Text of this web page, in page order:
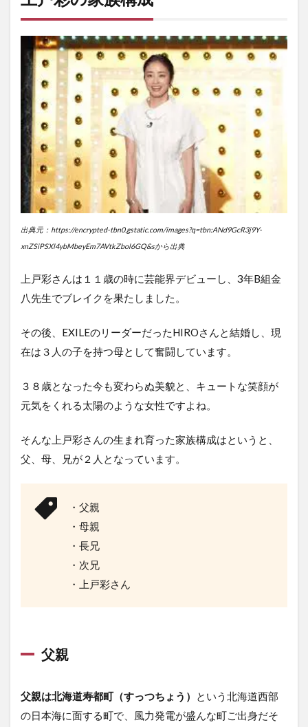
3
ま
と
め
出典元：https://encrypted-tbn0.gstatic.com/images?q=tbn:ANd9GcR3j9Y-
xnZSiPSXl4ybMbeyEm7AVtkZbol6GQ&sから出典
上戸彩さんは１１歳の時に芸能界デビューし、3年B組金
八先生でブレイクを果たしました。
その後、EXILEのリーダーだったHIROさんと結婚し、現
在は３人の子を持つ母として奮闘しています。
３８歳となった今も変わらぬ美貌と、キュートな笑顔が
元気をくれる太陽のような女性ですよね。
そんな上戸彩さんの生まれ育った家族構成はというと、
父、母、兄が２人となっています。
・父親
・母親
・長兄
・次兄
・上戸彩さん
父親
父親は北海道寿都町（すっつちょう）
という北海道西部
の日本海に面する町で、風力発電が盛んな町ご出身だそ